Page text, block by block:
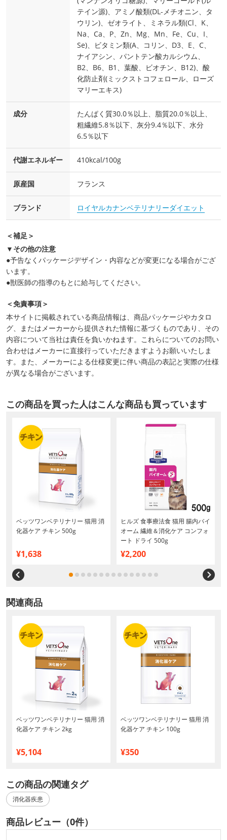
テイン源)、アミノ酸類(DL-メチオニン、タ
ウリン)、ゼオライト、ミネラル類(Cl、K、
Na、Ca、P、Zn、Mg、Mn、Fe、Cu、I、
Se)、ビタミン類(A、コリン、D3、E、C、
ナイアシン、パントテン酸カルシウム、
B2、B6、B1、葉酸、ビオチン、B12)、酸
化防止剤(ミックストコフェロール、ローズ
マリーエキス)
成分
たんぱく質30.0％以上、脂質20.0％以上、
粗繊維5.8％以下、灰分9.4％以下、水分
6.5％以下
代謝エネルギー 410kcal/100g
原産国 フランス
ブランド ロイヤルカナンベテリナリーダイエット
＜補足＞
▼その他の注意
●予告なくパッケージデザイン・内容などが変更になる場合がござ
います。
●獣医師の指導のもとに給与してください。
＜免責事項＞
本サイトに掲載されている商品情報は、商品パッケージやカタロ
グ、またはメーカーから提供された情報に基づくものであり、その
内容について当社は責任を負いかねます。これらについてのお問い
合わせはメーカーに直接行っていただきますようお願いいたしま
す。また、メーカーによる仕様変更に伴い商品の表記と実際の仕様
が異なる場合がございます。
この商品を買った人はこんな商品も買っています
ベッツワンベテリナリー 猫用 消
化器ケア チキン 500g
¥1,638
ヒルズ 食事療法食 猫用 腸内バイ
オーム 繊維＆消化ケア コンフォ
ート ドライ 500g
¥2,200
関連商品
ベッツワンベテリナリー 猫用 消
化器ケア チキン 2kg
¥5,104
ベッツワンベテリナリー 猫用 消
化器ケア チキン 100g
¥350
この商品の関連タグ
消化器疾患
商品レビュー（0件）